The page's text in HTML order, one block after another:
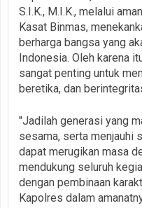
S.I.K., M.I.K., melalui
Kasat Binmas,
berharga bangsa yang
Indonesia. Oleh karena
sangat penting untuk
beretika, dan
"Jadilah generasi yang
sesama, serta menjauhi
dapat merugikan masa
mendukung seluruh
dengan pembinaan
Kapolres dalam